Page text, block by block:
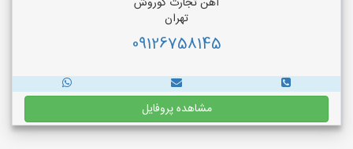
تهران
09126758145
مشاهده پروفایل